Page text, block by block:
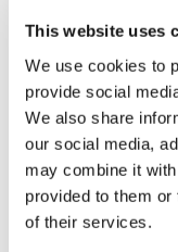
This website uses
We use cookies to
provide social
We also share
our social media,
may combine it
provided to them
of their services.
Aantal
Informatie